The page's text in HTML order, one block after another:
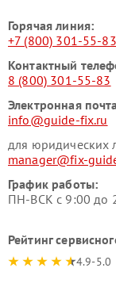
Горячая линия:
+7 (800) 301-55-83
Контактный
8 (800) 301-55-83
Электронная
info@guide-fix.ru
для юридических
manager@fix-
График работы:
ПН-ВСК с 9:00 до
Рейтинг
4.9-5.0